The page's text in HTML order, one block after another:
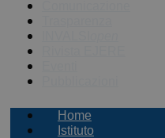
Home
Istituto